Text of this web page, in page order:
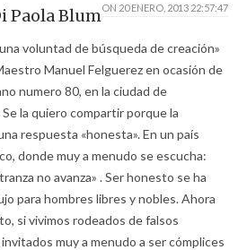
Paola Blum ON 20 ENERO, 2013 22:57:47
voluntad de búsqueda de creación»
Manuel Felguerez en ocasión de
numero 80, en la ciudad de
la quiero compartir porque la
respuesta «honesta». En un país
donde muy a menudo se escucha:
no avanza» . Ser honesto se ha
para hombres libres y nobles. Ahora
si vivimos rodeados de falsos
muy a menudo a ser cómplices